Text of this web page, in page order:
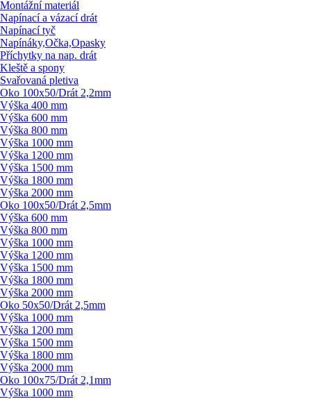
Montážní materiál
Napínací a vázací drát
Napínací tyč
Napínáky,Očka,Opasky
Příchytky na nap. drát
Kleště a spony
Svařovaná pletiva
Oko 100x50/Drát 2,2mm
Výška 400 mm
Výška 600 mm
Výška 800 mm
Výška 1000 mm
Výška 1200 mm
Výška 1500 mm
Výška 1800 mm
Výška 2000 mm
Oko 100x50/Drát 2,5mm
Výška 600 mm
Výška 800 mm
Výška 1000 mm
Výška 1200 mm
Výška 1500 mm
Výška 1800 mm
Výška 2000 mm
Oko 50x50/Drát 2,5mm
Výška 1000 mm
Výška 1200 mm
Výška 1500 mm
Výška 1800 mm
Výška 2000 mm
Oko 100x75/Drát 2,1mm
Výška 1000 mm